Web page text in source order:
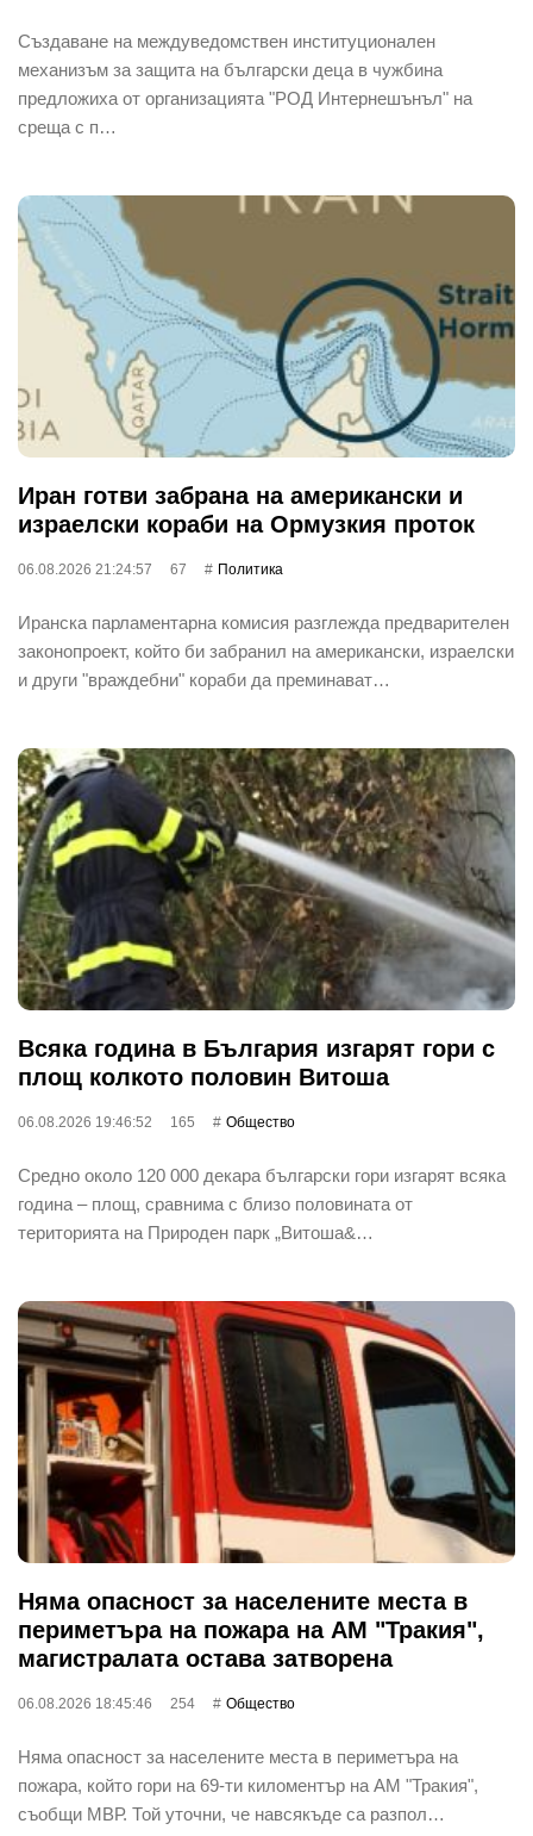
Създаване на междуведомствен институционален
механизъм за защита на български деца в чужбина
предложиха от организацията "РОД Интернешънъл" на
среща с п…
Иран готви забрана на американски и
израелски кораби на Ормузкия проток
06.08.2026 21:24:57 67 Политика
Иранска парламентарна комисия разглежда предварителен
законопроект, който би забранил на американски, израелски
и други "враждебни" кораби да преминават…
Всяка година в България изгарят гори с
площ колкото половин Витоша
06.08.2026 19:46:52 165 Общество
Средно около 120 000 декара български гори изгарят всяка
година – площ, сравнима с близо половината от
територията на Природен парк „Витоша&…
Няма опасност за населените места в
периметъра на пожара на АМ "Тракия",
магистралата остава затворена
06.08.2026 18:45:46 254 Общество
Няма опасност за населените места в периметъра на
пожара, който гори на 69-ти киломентър на АМ "Тракия",
съобщи МВР. Той уточни, че навсякъде са разпол…